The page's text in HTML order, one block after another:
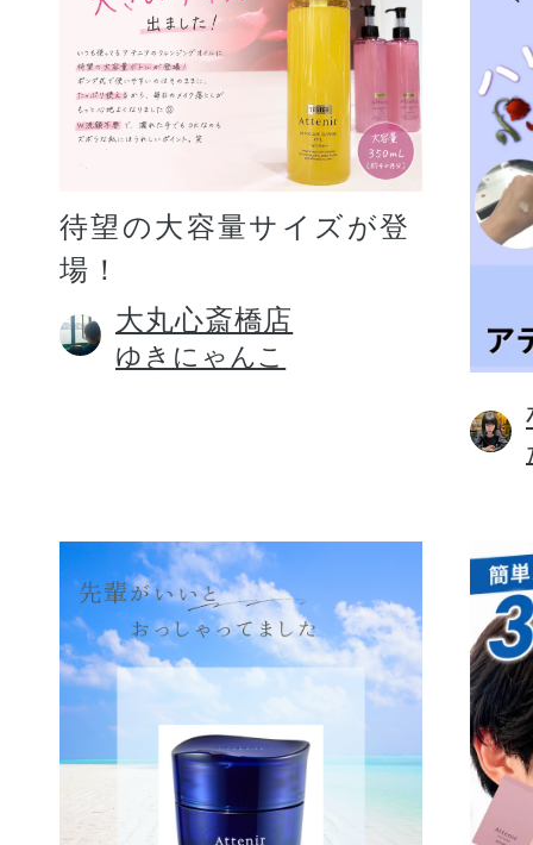
待望の大容量サイズが登
場！
大丸心斎橋店
ゆきにゃんこ